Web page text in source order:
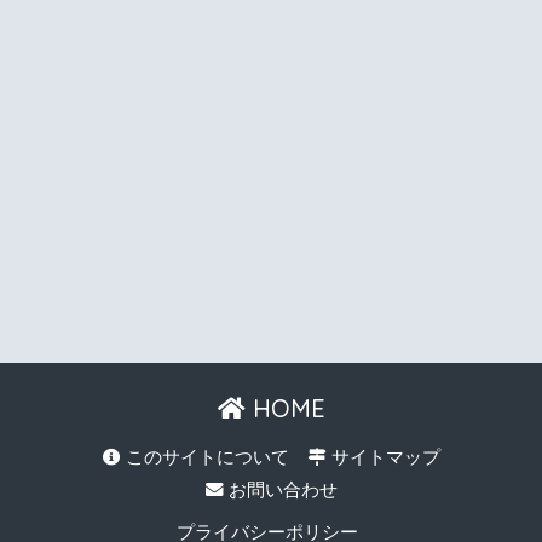
HOME
このサイトについて
サイトマップ
お問い合わせ
プライバシーポリシー